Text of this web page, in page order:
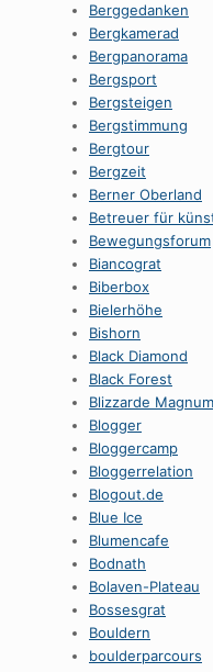
Berggedanken
Bergkamerad
Bergpanorama
Bergsport
Bergsteigen
Bergstimmung
Bergtour
Bergzeit
Berner Oberland
Betreuer für
Bewegungsforum
Biancograt
Biberbox
Bielerhöhe
Bishorn
Black Diamond
Black Forest
Blizzarde Magnum
Blogger
Bloggercamp
Bloggerrelation
Blogout.de
Blue Ice
Blumencafe
Bodnath
Bolaven-Plateau
Bossesgrat
Bouldern
boulderparcours